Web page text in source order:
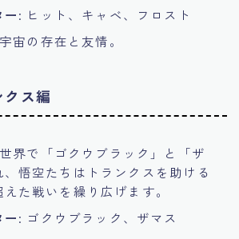
: ヒット、キャベ、フロスト
宙の存在と友情。
ス編
界で「ゴクウブラック」と「ザ
、悟空たちはトランクスを助ける
た戦いを繰り広げます。
: ゴクウブラック、ザマス